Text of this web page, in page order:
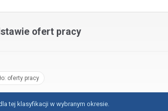
ofert pracy
oferty pracy
tej klasyfikacji w wybranym okresie.